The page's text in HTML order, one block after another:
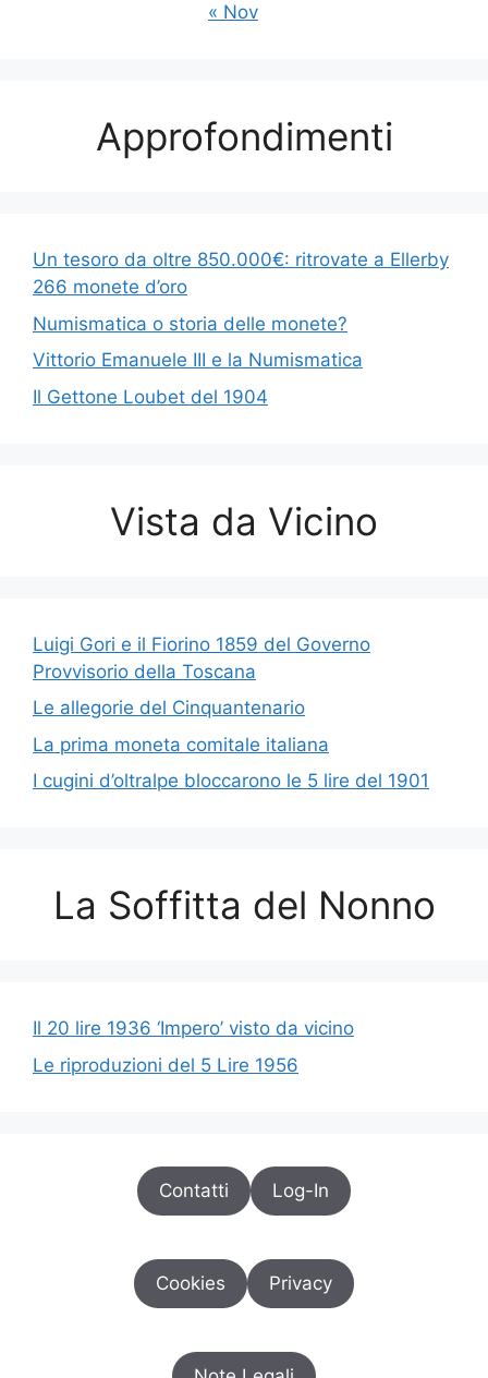
« Nov
Approfondimenti
Un tesoro da oltre 850.000€: ritrovate a Ellerby
266 monete d’oro
Numismatica o storia delle monete?
Vittorio Emanuele III e la Numismatica
Il Gettone Loubet del 1904
Vista da Vicino
Luigi Gori e il Fiorino 1859 del Governo
Provvisorio della Toscana
Le allegorie del Cinquantenario
La prima moneta comitale italiana
I cugini d’oltralpe bloccarono le 5 lire del 1901
La Soffitta del Nonno
Il 20 lire 1936 ‘Impero’ visto da vicino
Le riproduzioni del 5 Lire 1956
Contatti Log-In
Cookies Privacy